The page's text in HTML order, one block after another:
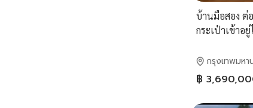
บ้านมือสอง ต่
กระเป๋าเข้าอยู่
กรุงเทพมหา
฿